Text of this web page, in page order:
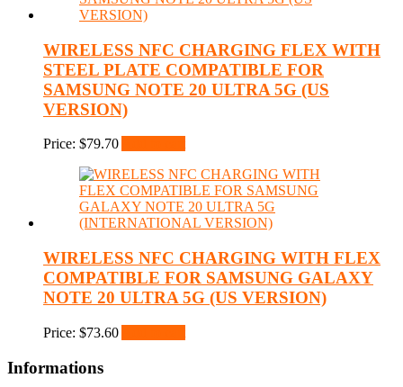
WIRELESS NFC CHARGING FLEX WITH
STEEL PLATE COMPATIBLE FOR
SAMSUNG NOTE 20 ULTRA 5G (US
VERSION)
Price: $79.70
WIRELESS NFC CHARGING WITH FLEX
COMPATIBLE FOR SAMSUNG GALAXY
NOTE 20 ULTRA 5G (US VERSION)
Price: $73.60
Informations